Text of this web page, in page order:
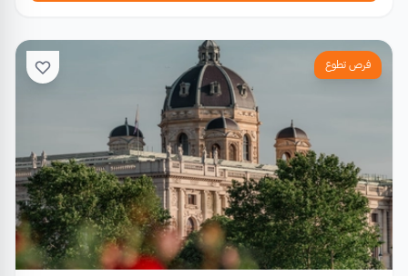
فرص تطوع